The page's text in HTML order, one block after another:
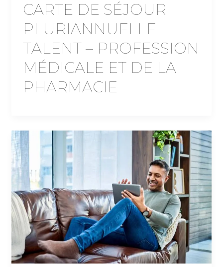
CARTE DE SÉJOUR
PLURIANNUELLE
TALENT – PROFESSION
MÉDICALE ET DE LA
PHARMACIE